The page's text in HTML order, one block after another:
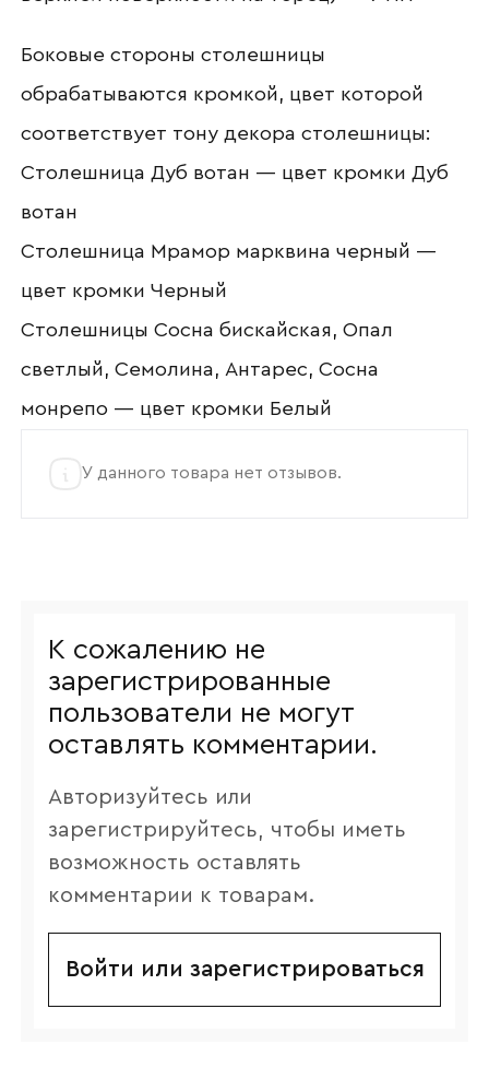
Боковые стороны столешницы
обрабатываются кромкой, цвет которой
соответствует тону декора столешницы:
Столешница Дуб вотан — цвет кромки Дуб
вотан
Столешница Мрамор марквина черный —
цвет кромки Черный
Столешницы Сосна бискайская, Опал
светлый, Семолина, Антарес, Сосна
монрепо — цвет кромки Белый
У данного товара нет отзывов.
К сожалению не
зарегистрированные
пользователи не могут
оставлять комментарии.
Авторизуйтесь или
зарегистрируйтесь, чтобы иметь
возможность оставлять
комментарии к товарам.
Войти или зарегистрироваться
Отправить
политикой конфиденциальности
и обработкой данных.